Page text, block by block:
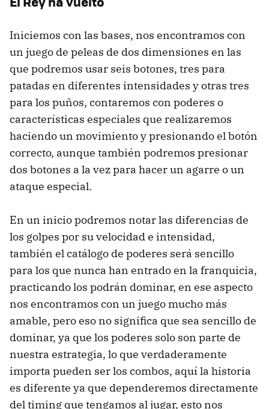
Iniciemos con las bases, nos encontramos con
un juego de peleas de dos dimensiones en las
que podremos usar seis botones, tres para
patadas en diferentes intensidades y otras tres
para los puños, contaremos con poderes o
características especiales que realizaremos
haciendo un movimiento y presionando el botón
correcto, aunque también podremos presionar
dos botones a la vez para hacer un agarre o un
ataque especial.
En un inicio podremos notar las diferencias de
los golpes por su velocidad e intensidad,
también el catálogo de poderes será sencillo
para los que nunca han entrado en la franquicia,
practicando los podrán dominar, en ese aspecto
nos encontramos con un juego mucho más
amable, pero eso no significa que sea sencillo de
dominar, ya que los poderes solo son parte de
nuestra estrategia, lo que verdaderamente
importa pueden ser los combos, aquí la historia
es diferente ya que dependeremos directamente
del timing que tengamos al jugar, esto nos